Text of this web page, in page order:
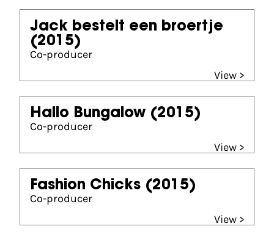
Jack bestelt een broertje
(2015)
Co-producer
View >
Hallo Bungalow (2015)
Co-producer
View >
Fashion Chicks (2015)
Co-producer
View >